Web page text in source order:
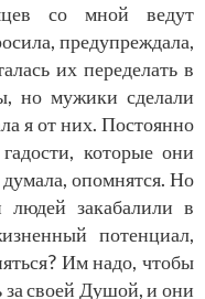
со мной ведут
предупреждала,
их переделать в
но мужики сделали
я от них. Постоянно
которые они
опомнятся. Но
закабалили в
потенциал,
Им надо, чтобы
за своей Душой, и они